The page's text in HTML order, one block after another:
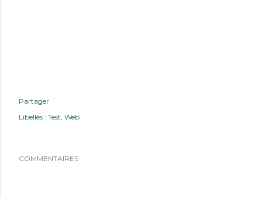
Partager
Libellés : Test Web
COMMENTAIRES